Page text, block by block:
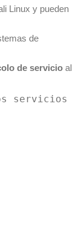
Linux y pueden
de
de servicio al
servicios